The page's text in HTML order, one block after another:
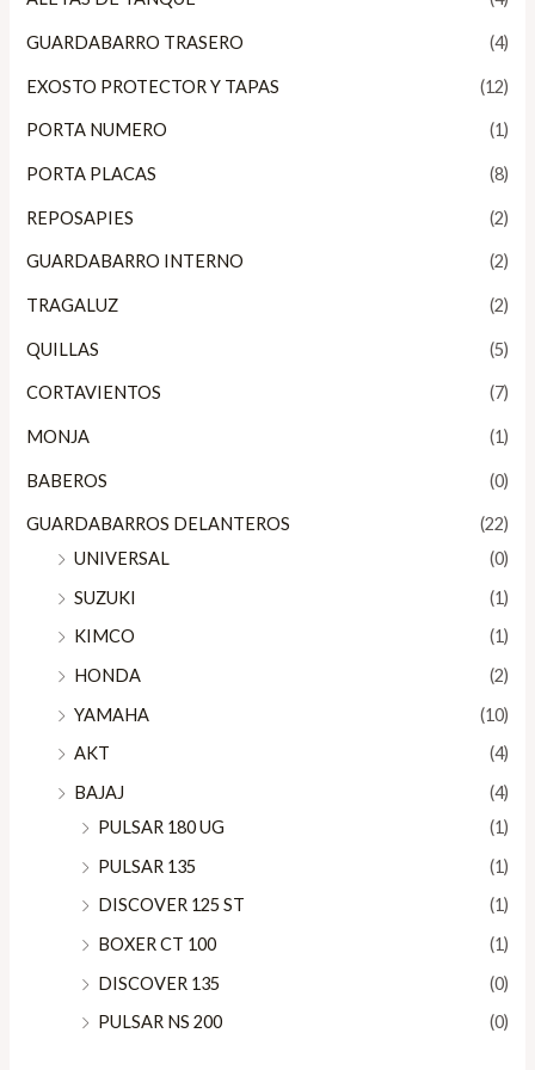
GUARDABARRO TRASERO (4)
EXOSTO PROTECTOR Y TAPAS (12)
PORTA NUMERO (1)
PORTA PLACAS (8)
REPOSAPIES (2)
GUARDABARRO INTERNO (2)
TRAGALUZ (2)
QUILLAS (5)
CORTAVIENTOS (7)
MONJA (1)
BABEROS (0)
GUARDABARROS DELANTEROS
(22)
UNIVERSAL
(0)
SUZUKI
(1)
KIMCO
(1)
HONDA
(2)
YAMAHA
(10)
AKT
(4)
BAJAJ
(4)
PULSAR 180 UG
(1)
PULSAR 135
(1)
DISCOVER 125 ST
(1)
BOXER CT 100
(1)
DISCOVER 135
(0)
PULSAR NS 200
(0)